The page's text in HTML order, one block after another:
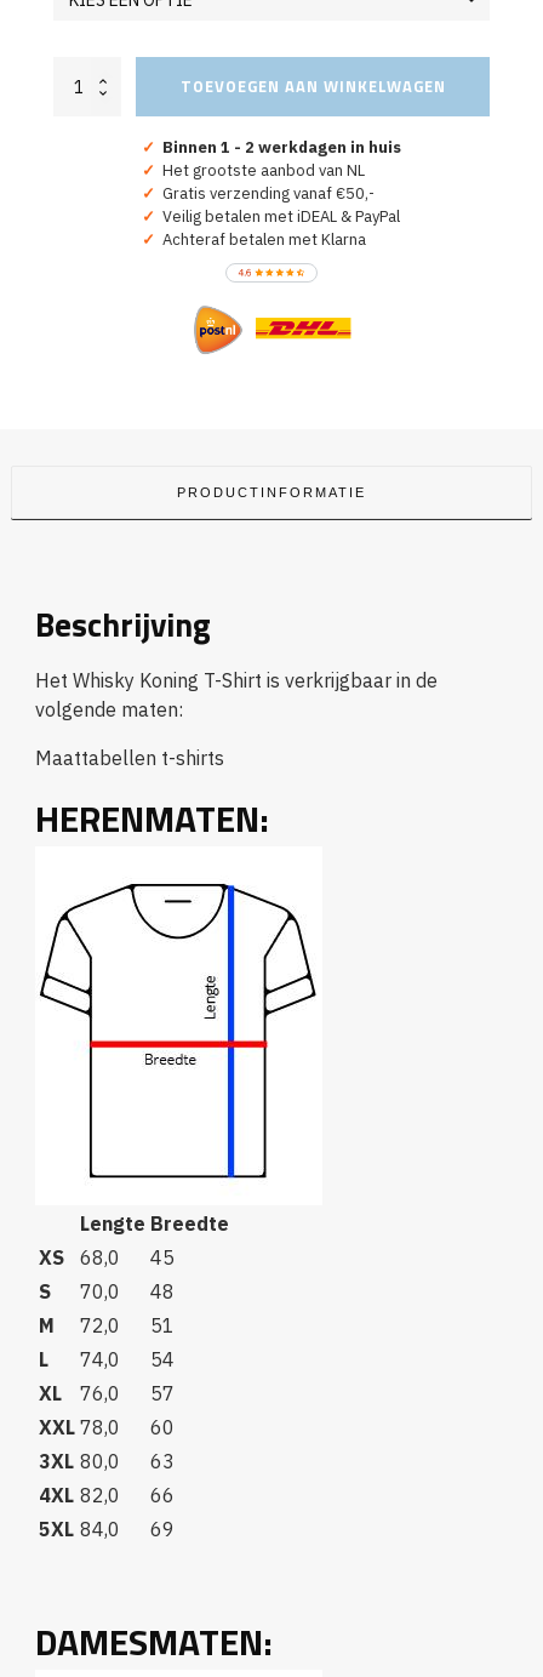
Koningsdag
TOEVOEGEN AAN WINKELWAGEN
✓ Binnen 1 - 2 werkdagen in huis
✓ Het grootste aanbod van NL
✓ Gratis verzending vanaf €50,-
✓ Veilig betalen met iDEAL & PayPal
✓ Achteraf betalen met Klarna
PRODUCTINFORMATIE
Beschrijving
Het Whisky Koning T-Shirt is verkrijgbaar in de
volgende maten:
Maattabellen t-shirts
HERENMATEN:
Lengte Breedte
XS
68,0
45
S
70,0
48
M
72,0
51
L
74,0
54
XL
76,0
57
XXL 78,0
60
3XL 80,0
63
4XL 82,0
66
5XL 84,0 69
DAMESMATEN: